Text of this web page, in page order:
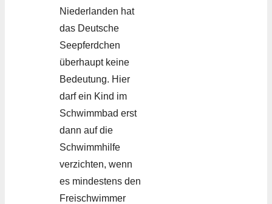
Niederlanden hat
das Deutsche
Seepferdchen
überhaupt keine
Bedeutung. Hier
darf ein Kind im
Schwimmbad erst
dann auf die
Schwimmhilfe
verzichten, wenn
es mindestens den
Freischwimmer